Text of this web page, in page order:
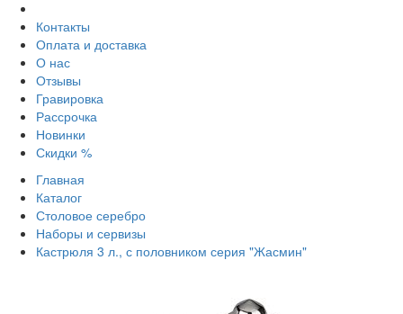
Контакты
Оплата и доставка
О нас
Отзывы
Гравировка
Рассрочка
Новинки
Скидки %
Главная
Каталог
Столовое серебро
Наборы и сервизы
Кастрюля 3 л., с половником серия "Жасмин"